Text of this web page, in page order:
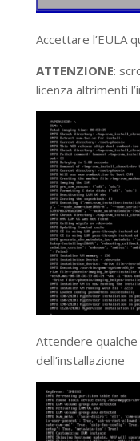
Accettare l’EULA
ATTENZIONE:
licenza altrimenti
Attendere
dell’installazione